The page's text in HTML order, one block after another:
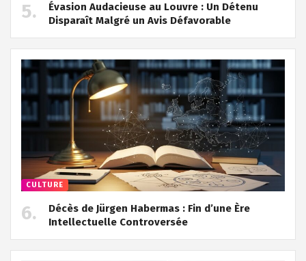
Évasion Audacieuse au Louvre : Un Détenu
Disparaît Malgré un Avis Défavorable
CULTURE
Décès de Jürgen Habermas : Fin d’une Ère
Intellectuelle Controversée